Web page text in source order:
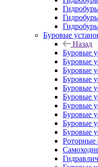
Буровые
Назад
Буровые
Буровые
Буровые
Буровые
Буровые
Буровые
Буровые
Буровые
Буровые
Буровые
Роторные